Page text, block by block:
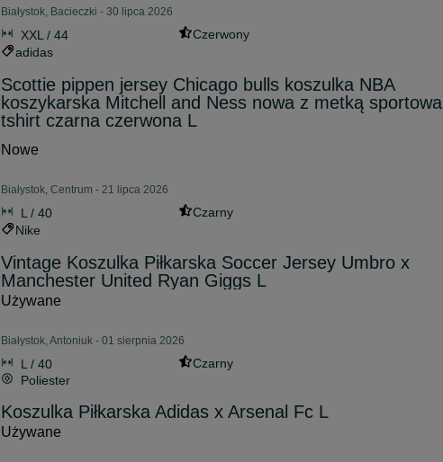
Białystok, Bacieczki - 30 lipca 2026
XXL / 44
Czerwony
adidas
Scottie pippen jersey Chicago bulls koszulka NBA
koszykarska Mitchell and Ness nowa z metką sportowa
tshirt czarna czerwona L
Nowe
Białystok, Centrum - 21 lipca 2026
L / 40
Czarny
Nike
Vintage Koszulka Piłkarska Soccer Jersey Umbro x
Manchester United Ryan Giggs L
Używane
Białystok, Antoniuk - 01 sierpnia 2026
L / 40
Czarny
Poliester
Koszulka Piłkarska Adidas x Arsenal Fc L
Używane